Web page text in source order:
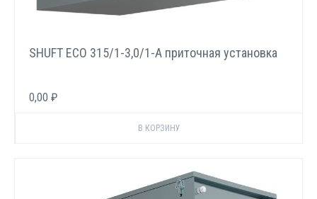
SHUFT ECO 315/1-3,0/1-A приточная установка
0,00 ₽